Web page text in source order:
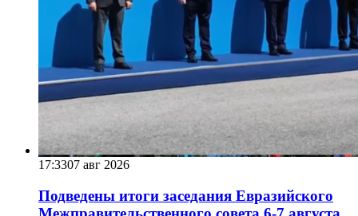
17:3307 авг 2026
Подведены итоги заседания Евразийского